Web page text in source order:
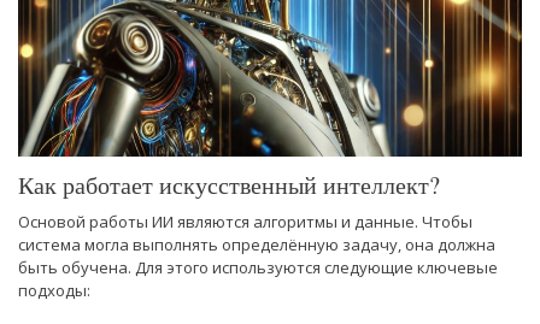
Как работает искусственный интеллект?
Основой работы ИИ являются алгоритмы и данные. Чтобы
система могла выполнять определённую задачу, она должна
быть обучена. Для этого используются следующие ключевые
подходы: